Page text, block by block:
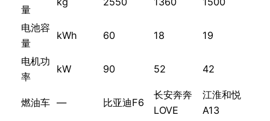
量
电池容
量
kWh 60 18 19
电机功
率
kW 90 52 42
燃油车 — 比亚迪F6
长安奔奔
LOVE
江淮和悦
A13